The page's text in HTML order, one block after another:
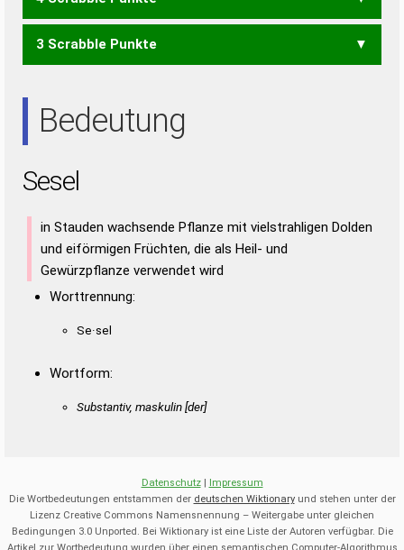
LEE ESSE SEES
3 Scrabble Punkte
Bedeutung
Sesel
in Stauden wachsende Pflanze mit vielstrahligen Dolden
und eiförmigen Früchten, die als Heil- und
Gewürzpflanze verwendet wird
Worttrennung:
Se·sel
Wortform:
Substantiv, maskulin [der]
Datenschutz| Impressum
Die Wortbedeutungen entstammen der deutschen Wiktionaryund stehen unter der
Lizenz Creative Commons Namensnennung – Weitergabe unter gleichen
Bedingungen 3.0 Unported. Bei Wiktionary ist eine Liste der Autoren verfügbar. Die
Artikel zur Wortbedeutung wurden über einen semantischen Computer-Algorithmus